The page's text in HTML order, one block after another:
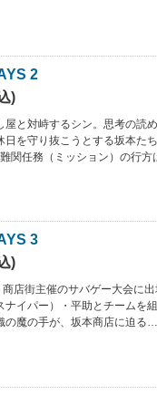
2
)
屋と対峙するシン。思考の
日を守り抜こうとする坂本た
関任務（ミッション）の行方
3
)
店街主催のサバゲー大会に
ナイパー）・平助とチーム
の魔の手が、坂本商店に迫る